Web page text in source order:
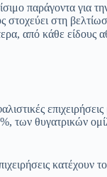
παράγοντα για
στη
από κάθε είδους
των θυγατρικών
κατέχουν